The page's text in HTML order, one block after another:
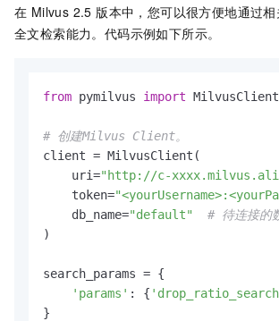
在 Milvus 2.5 版本中，您可以很方便地通过
全文检索能力。代码示例如下所示。
from pymilvus import MilvusClient
# 创建Milvus Client。
client = MilvusClient(
    uri=
"http://c-
    token=
    db_name=
"default"
# 待连接的
)
search_params = {
'params' : {
}